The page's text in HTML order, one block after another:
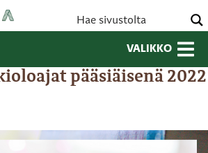
VALIKKO
pääsiäisenä 2022